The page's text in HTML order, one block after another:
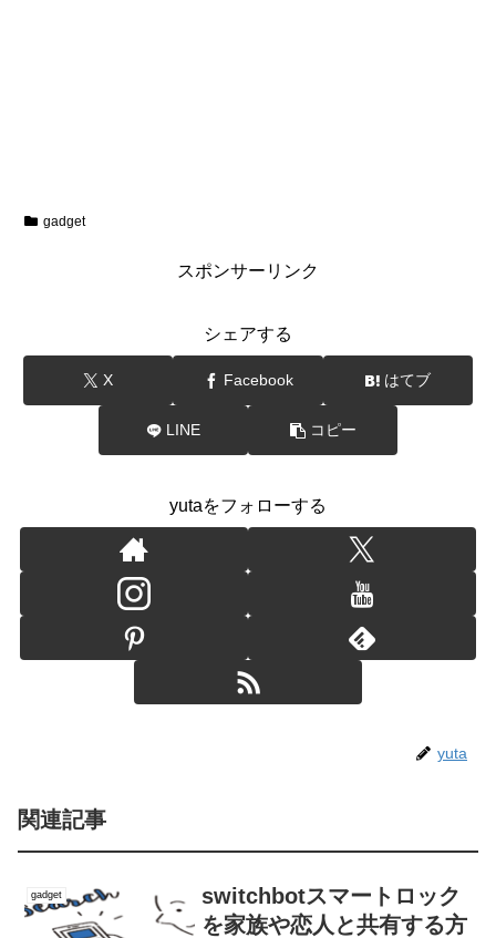
gadget
スポンサーリンク
シェアする
X Facebook はてブ
LINE コピー
yutaをフォローする
yuta
関連記事
gadget
switchbotスマートロック
を家族や恋人と共有する方